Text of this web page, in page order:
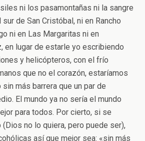
ni los pasamontañas ni la sangre
de San Cristóbal, ni en Rancho
ni en Las Margaritas ni en
en lugar de estarle yo escribiendo
y helicópteros, con el frío
que no el corazón, estaríamos
más barrera que un par de
El mundo ya no sería el mundo
para todos. Por cierto, si se
(Dios no lo quiera, pero puede ser),
así que mejor sea: «sin más